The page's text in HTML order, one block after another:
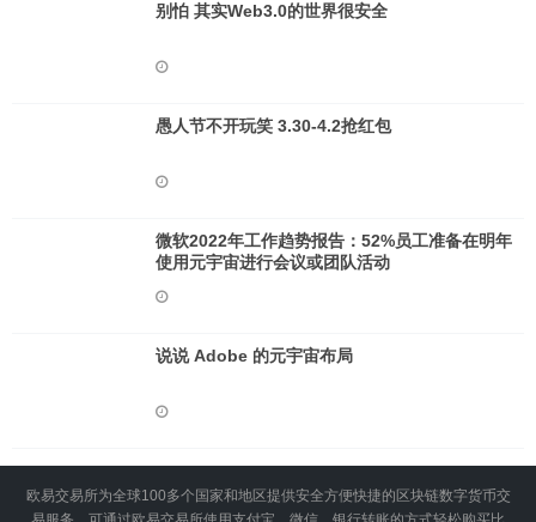
别怕 其实Web3.0的世界很安全
愚人节不开玩笑 3.30-4.2抢红包
微软2022年工作趋势报告：52%员工准备在明年
使用元宇宙进行会议或团队活动
说说 Adob​​e 的元宇宙布局
欧易交易所为全球100多个国家和地区提供安全方便快捷的区块链数字货币交